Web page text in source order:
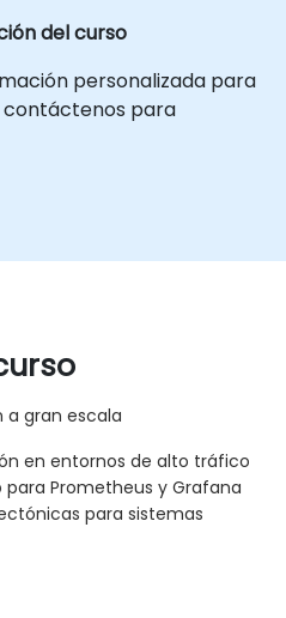
del curso
personalizada para
para
a gran escala
en entornos de alto tráfico
Prometheus y Grafana
para sistemas